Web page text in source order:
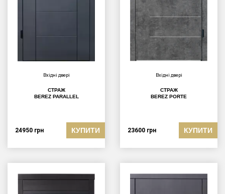
Вхідні двері
СТРАЖ
BEREZ PARALLEL
24950 грн КУПИТИ
Вхідні двері
СТРАЖ
BEREZ PORTE
23600 грн КУПИТИ